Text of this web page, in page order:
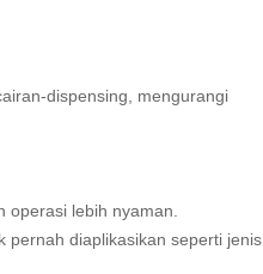
dispensing, mengurangi
lebih nyaman.
pernah diaplikasikan seperti jenis